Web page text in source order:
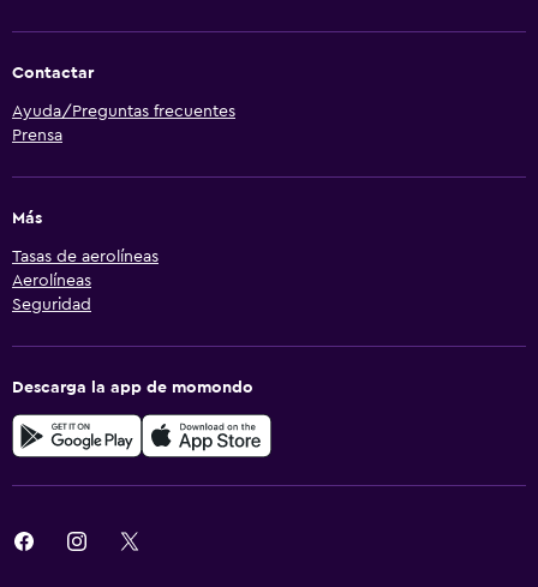
Contactar
Ayuda/Preguntas frecuentes
Prensa
Más
Tasas de aerolíneas
Aerolíneas
Seguridad
Descarga la app de momondo